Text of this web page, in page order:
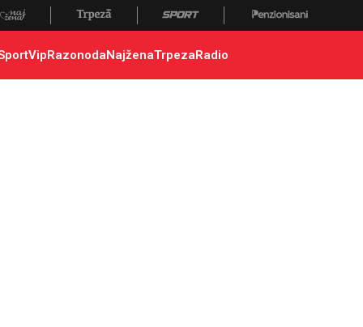
VipRazonodaNajženaTrpezaRadio